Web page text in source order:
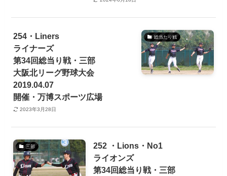
総当たり戦
254・Liners
ライナーズ
第34回総当り戦・三部
大阪北リーグ野球大会
2019.04.07
開催・万博スポーツ広場
2023年3月28日
三部
252 ・Lions・No1
ライオンズ
第34回総当り戦・三部